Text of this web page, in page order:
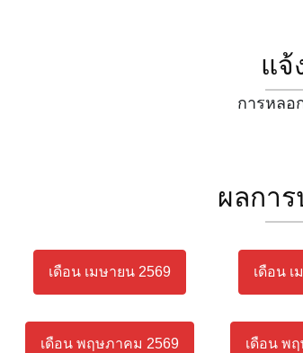
แจ้
การหลอ
ผลกา
เดือน เมษายน 2569
เดือน พฤษภาคม 2569
เดือน เ
เดือน พ